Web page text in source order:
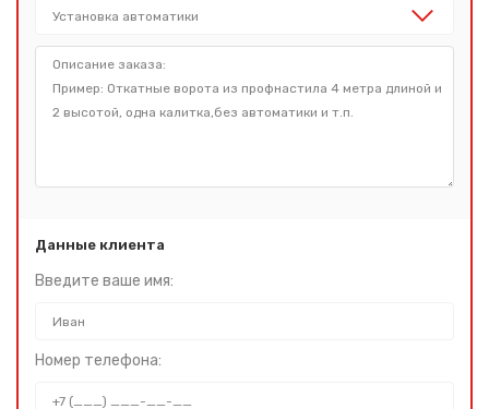
Данные клиента
Введите ваше имя:
Номер телефона: